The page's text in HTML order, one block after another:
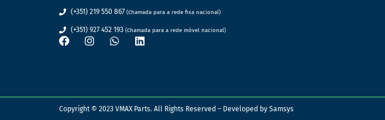
(+351) 219 550 867 (Chamada para a rede fixa nacional)
(+351) 927 452 193 (Chamada para a rede móvel nacional)
Copyright © 2023 VMAX Parts. All Rights Reserved – Developed by Samsys